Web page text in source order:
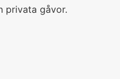
privata gåvor.